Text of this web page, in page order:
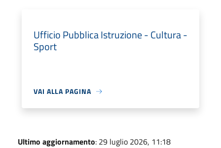
Ufficio Pubblica Istruzione - Cultura -
Sport
VAI ALLA PAGINA
Ultimo aggiornamento: 29 luglio 2026, 11:18